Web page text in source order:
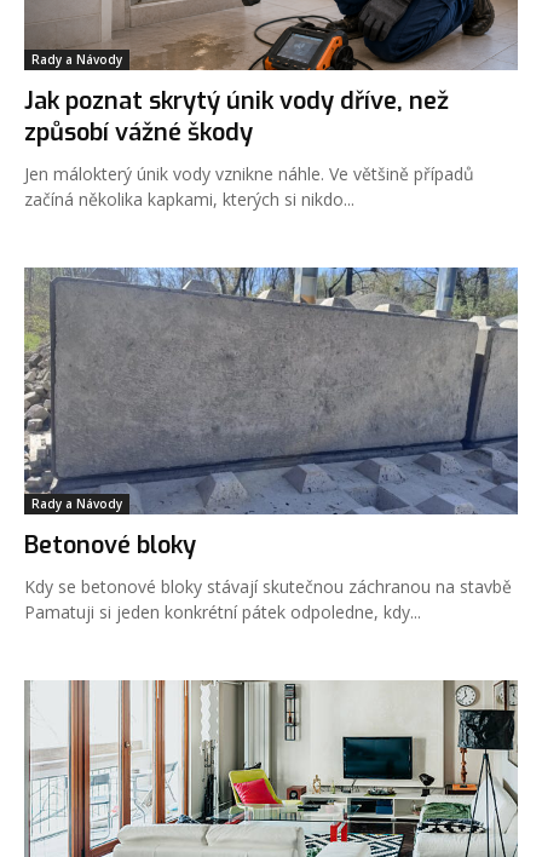
Rady a Návody
Jak poznat skrytý únik vody dříve, než
způsobí vážné škody
Jen málokterý únik vody vznikne náhle. Ve většině případů
začíná několika kapkami, kterých si nikdo...
Rady a Návody
Betonové bloky
Kdy se betonové bloky stávají skutečnou záchranou na stavbě
Pamatuji si jeden konkrétní pátek odpoledne, kdy...